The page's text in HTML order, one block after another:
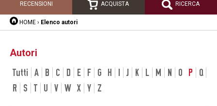
RECENSIONI ACQUISTA RICERCA
HOME › Elenco autori
Autori
Tutti A B C D E F G H I J K L M N O P
Q
R
S T U V W X Y Z